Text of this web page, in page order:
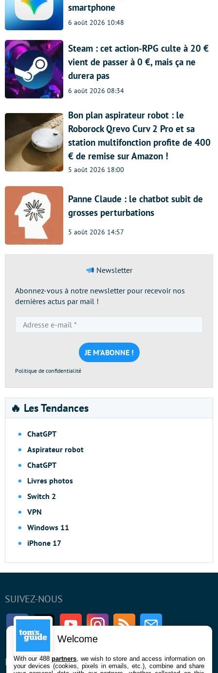
smartphone
6 août 2026 10:48
Steam : cet action-RPG culte à 20 €
vient de passer à 0 €, mais ça ne
durera pas
6 août 2026 08:34
Bon plan aspirateur robot : le
Roborock Qrevo Curv 2 Pro et sa
station multifonction profite de 400
€ de remise sur Amazon !
5 août 2026 18:00
Panne Claude : le chatbot subit de
grosses perturbations
5 août 2026 14:57
Newsletter
Abonnez-vous à notre newsletter pour recevoir nos
dernières actus par mail !
e-
mail
*
Politique de confidentialité
🔥 Les Tendances
ChatGPT
Aspirateur robot
ChatGPT
Livres photos
Switch 2
VPN
Windows 11
iPhone 17
SUIVEZ-NOUS
FacebookTwitter Youtube InstagramRSS Newsletter
ENTREPRISE À PROPOS
Welcome
With our 488partners , we wish to store and access information on
your devices (cookies, pixels in emails, etc.), combine and share